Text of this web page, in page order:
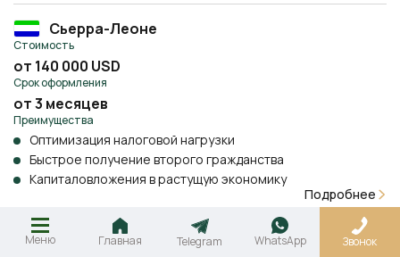
от 3 месяцев
Преимущества
Оптимизация налоговой нагрузки
Быстрое получение второго гражданства
Капиталовложения в растущую экономику
Вануату
Стоимость
Срок оформления
от 1 месяца
Меню Главная Telegram WhatsApp Звонок